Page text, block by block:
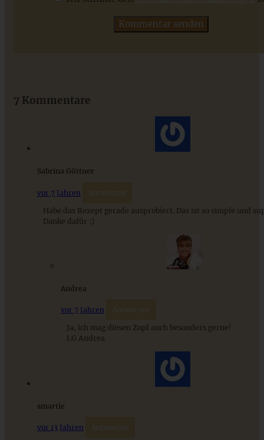
Cinnamon Rolls – Zimtschnecken mit Frischkäse-
& Gemüse der Saison
7 Kommentare
Sabrina Göttner
vor 7 Jahren Antworten
Habe das Rezept gerade ausprobiert. Das ist so simple und
Danke dafür :)
Andrea
vor 7 Jahren Antworten
Ja, ich mag diesen Zopf auch besonders gerne!
LG Andrea
smartie
vor 13 Jahren Antworten